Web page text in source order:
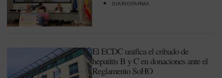
DIARIOFARMA
El ECDC unifica el cribado de
hepatitis B y C en donaciones ante el
Reglamento SoHO